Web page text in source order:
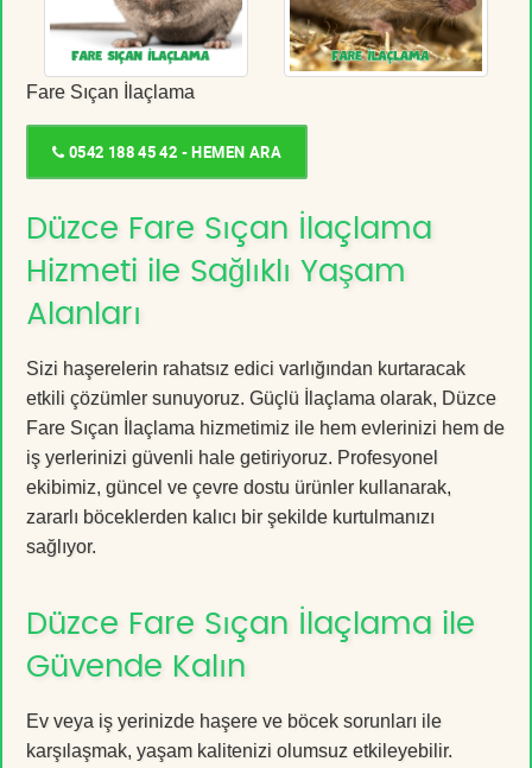
Fare Sıçan İlaçlama
0542 188 45 42 - HEMEN ARA
Düzce Fare Sıçan İlaçlama
Hizmeti ile Sağlıklı Yaşam
Alanları
Sizi haşerelerin rahatsız edici varlığından kurtaracak
etkili çözümler sunuyoruz. Güçlü İlaçlama olarak, Düzce
Fare Sıçan İlaçlama hizmetimiz ile hem evlerinizi hem de
iş yerlerinizi güvenli hale getiriyoruz. Profesyonel
ekibimiz, güncel ve çevre dostu ürünler kullanarak,
zararlı böceklerden kalıcı bir şekilde kurtulmanızı
sağlıyor.
Düzce Fare Sıçan İlaçlama ile
Güvende Kalın
Ev veya iş yerinizde haşere ve böcek sorunları ile
karşılaşmak, yaşam kalitenizi olumsuz etkileyebilir.